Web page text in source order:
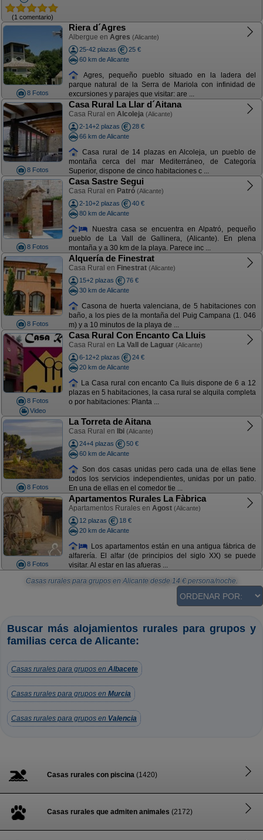
(1 comentario)
8 Fotos
Riera d´Agres
Albergue en Agres (Alicante)
25-42 plazas
25 €
60 km de Alicante
Agres, pequeño pueblo situado en la ladera del
parque natural de la Serra de Mariola con infinidad de
excursiones y parajes que visitar: are ...
8 Fotos
Casa Rural La Llar d´Aitana
Casa Rural en Alcoleja (Alicante)
2-14+2 plazas
28 €
66 km de Alicante
Casa rural de 14 plazas en Alcoleja, un pueblo de
montaña cerca del mar Mediterráneo, de Categoría
Superior, dispone de cinco habitaciones c ...
8 Fotos
Casa Sastre Segui
Casa Rural en Patró (Alicante)
2-10+2 plazas
40 €
80 km de Alicante
Nuestra casa se encuentra en Alpatró, pequeño
pueblo de La Vall de Gallinera, (Alicante). En plena
montaña y a 30 km de la playa. Parece inc ...
8 Fotos
Alquería de Finestrat
Casa Rural en Finestrat (Alicante)
15+2 plazas
76 €
30 km de Alicante
Casona de huerta valenciana, de 5 habitaciones con
baño, a los pies de la montaña del Puig Campana (1. 046
m) y a 10 minutos de la playa de ...
8 Fotos
Video
Casa Rural Con Encanto Ca Lluis
Casa Rural en La Vall de Laguar (Alicante)
6-12+2 plazas
24 €
20 km de Alicante
La Casa rural con encanto Ca lluis dispone de 6 a 12
plazas en 5 habitaciones, la casa rural se alquila completa
o por habitaciones: Planta ...
8 Fotos
La Torreta de Aitana
Casa Rural en Ibi (Alicante)
24+4 plazas
50 €
60 km de Alicante
Son dos casas unidas pero cada una de ellas tiene
todos los servicios independientes, unidas por un patio.
En una de ellas en el comedor tie ...
8 Fotos
Apartamentos Rurales La Fàbrica
Apartamentos Rurales en Agost (Alicante)
12 plazas
18 €
20 km de Alicante
Los apartamentos están en una antigua fábrica de
alfarería. El alfar (de principios del siglo XX) se puede
visitar. Al estar en las afueras ...
Casas rurales para grupos en Alicante desde 14€ persona/noche.
Buscar más alojamientos rurales para grupos y
familias cerca de Alicante:
Casas rurales para grupos en Albacete
Casas rurales para grupos en Murcia
Casas rurales para grupos en Valencia
Casas rurales con piscina (1420)
Casas rurales que admiten animales (2172)